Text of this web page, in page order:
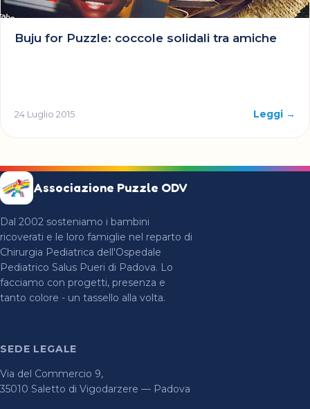
Buju for Puzzle: coccole solidali tra amiche
24 Luglio 2015 Leggi →
Associazione Puzzle ODV
Dal 2002 sosteniamo i bambini
ricoverati e le loro famiglie nel reparto di
Chirurgia Pediatrica dell'Ospedale
Pediatrico Salus Pueri di Padova. Lo
facciamo con progetti, presenza e
tanto colore - un tassello alla volta.
SEDE LEGALE
Via del Commercio 9,
35010 Saletto di Vigodarzere — Padova